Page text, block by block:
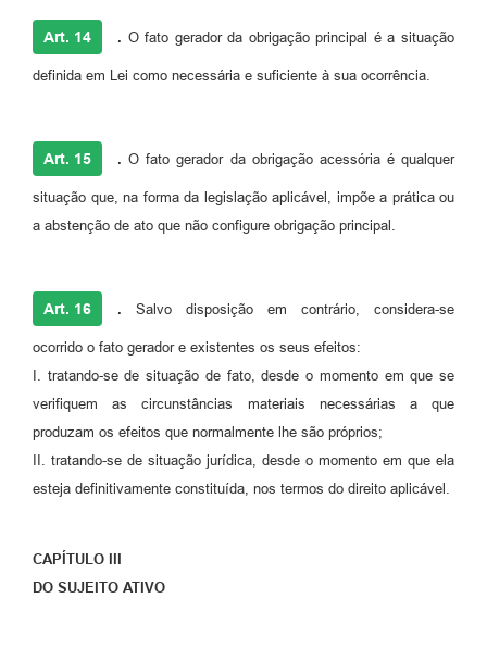
Art. 14 . O fato gerador da obrigação principal é a situação
definida em Lei como necessária e suficiente à sua ocorrência.
Art. 15 . O fato gerador da obrigação acessória é qualquer
situação que, na forma da legislação aplicável, impõe a prática ou
a abstenção de ato que não configure obrigação principal.
Art. 16 . Salvo disposição em contrário, considera-se
ocorrido o fato gerador e existentes os seus efeitos:
I. tratando-se de situação de fato, desde o momento em que se
verifiquem as circunstâncias materiais necessárias a que
produzam os efeitos que normalmente lhe são próprios;
II. tratando-se de situação jurídica, desde o momento em que ela
esteja definitivamente constituída, nos termos do direito aplicável.
CAPÍTULO III
DO SUJEITO ATIVO